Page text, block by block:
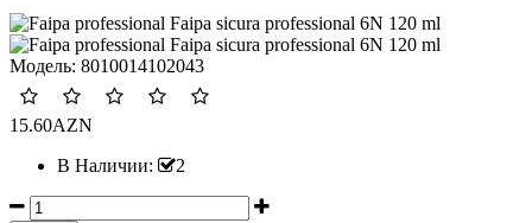
Модель: 8010014102043
15.60AZN
В Наличии:
2